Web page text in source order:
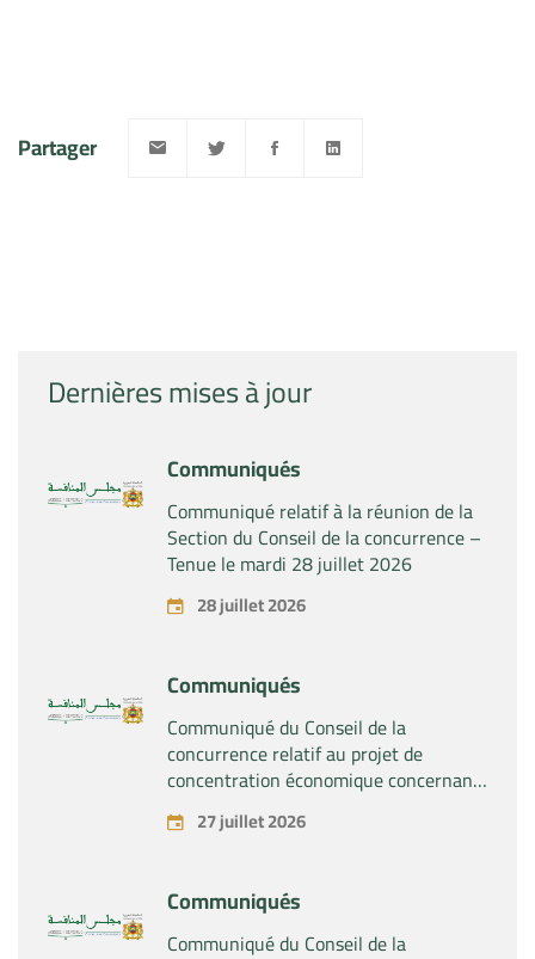
Dernières mises à jour
Communiqués
Communiqué relatif à la réunion de la
Section du Conseil de la concurrence –
Tenue le mardi 28 juillet 2026
28 juillet 2026
Communiqués
Communiqué du Conseil de la
concurrence relatif au projet de
concentration économique concernant
la prise du contrôle exclusif par la
société « Substipharm SAS » des actifs
pharmaceutiques « Rilutek » et «
Sabril » détenus par la société « Sanofi
SA »
27 juillet 2026
Communiqués
Communiqué du Conseil de la
Partager